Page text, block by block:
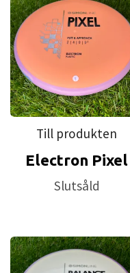
Till produkten
Electron Pixel
Slutsåld